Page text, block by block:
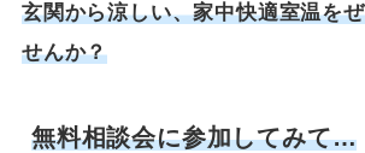
玄関から涼しい、家中快適室温を
せんか？
無料相談会に参加してみて…